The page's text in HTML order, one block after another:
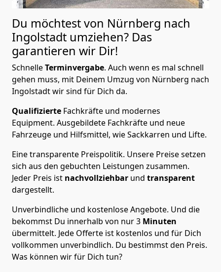
Du möchtest von Nürnberg nach
Ingolstadt umziehen? Das
garantieren wir Dir!
SchnelleTerminvergabe. Auch wenn es mal schnell
gehen muss, mit Deinem Umzug von Nürnberg nach
Ingolstadt wir sind für Dich da.
Qualifizierte Fachkräfte und modernes
Equipment. Ausgebildete Fachkräfte und neue
Fahrzeuge und Hilfsmittel, wie Sackkarren und Lifte.
Eine transparente Preispolitik. Unsere Preise setzen
sich aus den gebuchten Leistungen zusammen.
Jeder Preis ist nachvollziehbar und transparent
dargestellt.
Unverbindliche und kostenlose Angebote. Und die
bekommst Du innerhalb von nur3 Minuten
übermittelt. Jede Offerte ist kostenlos und für Dich
vollkommen unverbindlich. Du bestimmst den Preis.
Was können wir für Dich tun?